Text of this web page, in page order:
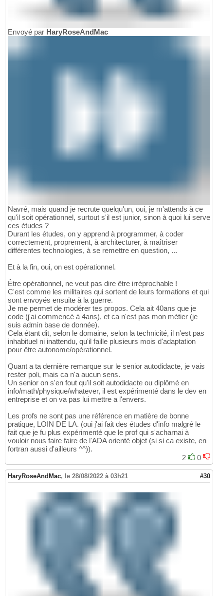
Envoyé par HaryRoseAndMac
Navré, mais quand je recrute quelqu'un, oui, je m'attends à ce
qu'il soit opérationnel, surtout s'il est junior, sinon à quoi lui serve
ces études ?
Durant les études, on y apprend à programmer, à coder
correctement, proprement, à architecturer, à maîtriser
différentes technologies, à se remettre en question, ...
Et à la fin, oui, on est opérationnel.
Être opérationnel, ne veut pas dire être irréprochable !
C'est comme les militaires qui sortent de leurs formations et qui
sont envoyés ensuite à la guerre.
Je me permet de modérer tes propos. Cela ait 40ans que je
code (j'ai commencé à 4ans), et ca n'est pas mon métier (je
suis admin base de donnée).
Cela étant dit, selon le domaine, selon la technicité, il n'est pas
inhabituel ni inattendu, qu'il faille plusieurs mois d'adaptation
pour être autonome/opérationnel.
Quant a ta dernière remarque sur le senior autodidacte, je vais
rester poli, mais ca n'a aucun sens.
Un senior on s'en fout qu'il soit autodidacte ou diplômé en
info/math/physique/whatever, il est expérimenté dans le dev en
entreprise et on va pas lui mettre a l'envers.
Les profs ne sont pas une référence en matière de bonne
pratique, LOIN DE LA. (oui j'ai fait des études d'info malgré le
fait que je fu plus expérimenté que le prof qui s'acharnai à
vouloir nous faire faire de l'ADA orienté objet (si si ca existe, en
fortran aussi d'ailleurs ^^)).
2
0
HaryRoseAndMac, le 28/08/2022 à 03h21 #30